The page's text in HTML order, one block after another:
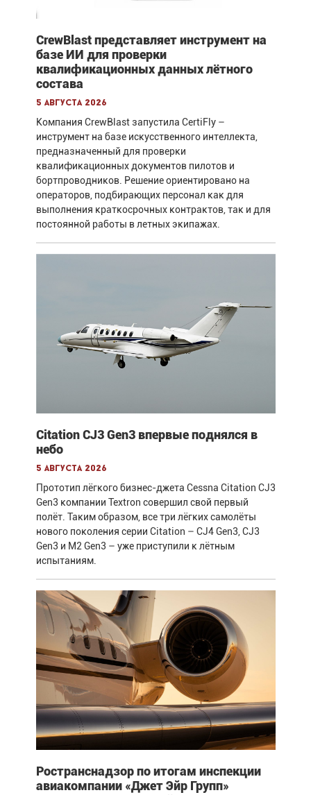
CrewBlast представляет инструмент на
базе ИИ для проверки
квалификационных данных лётного
состава
5 августа 2026
Компания CrewBlast запустила CertiFly –
инструмент на базе искусственного интеллекта,
предназначенный для проверки
квалификационных документов пилотов и
бортпроводников. Решение ориентировано на
операторов, подбирающих персонал как для
выполнения краткосрочных контрактов, так и для
постоянной работы в летных экипажах.
Citation CJ3 Gen3 впервые поднялся в
небо
5 августа 2026
Прототип лёгкого бизнес-джета Cessna Citation CJ3
Gen3 компании Textron совершил свой первый
полёт. Таким образом, все три лёгких самолёты
нового поколения серии Citation – CJ4 Gen3, CJ3
Gen3 и M2 Gen3 – уже приступили к лётным
испытаниям.
Ространснадзор по итогам инспекции
авиакомпании «Джет Эйр Групп»